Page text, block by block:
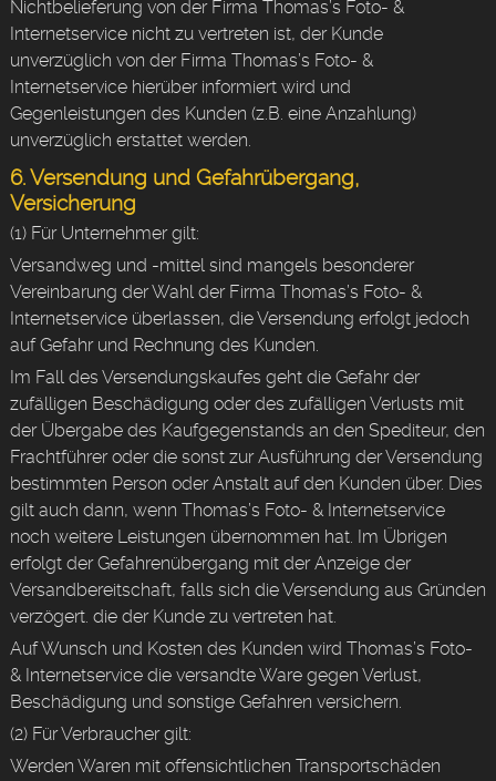
Nichtbelieferung von der Firma Thomas’s Foto- &
Internetservice nicht zu vertreten ist, der Kunde
unverzüglich von der Firma Thomas’s Foto- &
Internetservice hierüber informiert wird und
Gegenleistungen des Kunden (z.B. eine Anzahlung)
unverzüglich erstattet werden.
6. Versendung und Gefahrübergang,
Versicherung
(1) Für Unternehmer gilt:
Versandweg und -mittel sind mangels besonderer
Vereinbarung der Wahl der Firma Thomas’s Foto- &
Internetservice überlassen, die Versendung erfolgt jedoch
auf Gefahr und Rechnung des Kunden.
Im Fall des Versendungskaufes geht die Gefahr der
zufälligen Beschädigung oder des zufälligen Verlusts mit
der Übergabe des Kaufgegenstands an den Spediteur, den
Frachtführer oder die sonst zur Ausführung der Versendung
bestimmten Person oder Anstalt auf den Kunden über. Dies
gilt auch dann, wenn Thomas’s Foto- & Internetservice
noch weitere Leistungen übernommen hat. Im Übrigen
erfolgt der Gefahrenübergang mit der Anzeige der
Versandbereitschaft, falls sich die Versendung aus Gründen
verzögert. die der Kunde zu vertreten hat.
Auf Wunsch und Kosten des Kunden wird Thomas’s Foto-
& Internetservice die versandte Ware gegen Verlust,
Beschädigung und sonstige Gefahren versichern.
(2) Für Verbraucher gilt:
Werden Waren mit offensichtlichen Transportschäden